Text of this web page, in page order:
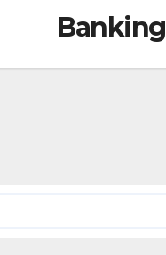
Banking